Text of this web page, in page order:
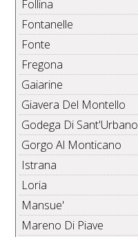
Follina
Fontanelle
Fonte
Fregona
Gaiarine
Giavera Del Montello
Godega Di Sant'Urbano
Gorgo Al Monticano
Istrana
Loria
Mansue'
Mareno Di Piave